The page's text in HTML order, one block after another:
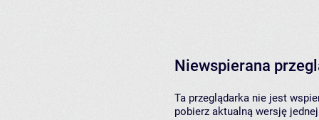
Niewspierana
Ta przeglądarka nie jest
pobierz aktualną wersję